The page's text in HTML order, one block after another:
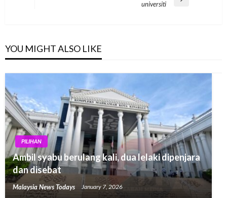
universiti
YOU MIGHT ALSO LIKE
PILIHAN
Ambil syabu berulang kali, dua lelaki dipenjara
dan disebat
Malaysia News Todays January 7, 2026